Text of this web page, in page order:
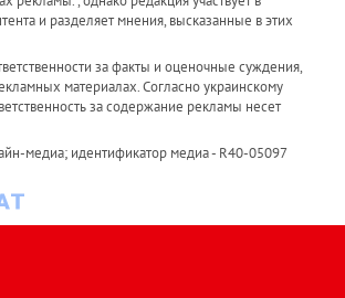
и разделяет мнения, высказанные в этих
за факты и оценочные суждения,
материалах. Согласно украинскому
за содержание рекламы несет
медиа; идентификатор медиа - R40-05097